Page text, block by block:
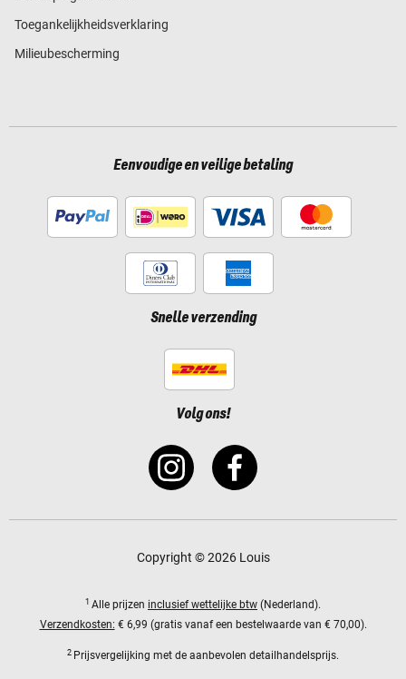
Toegankelijkheidsverklaring
Milieubescherming
Eenvoudige en veilige betaling
Snelle verzending
Volg ons!
Copyright © 2026 Louis
1 Alle prijzen inclusief wettelijke btw (Nederland).
Verzendkosten: € 6,99 (gratis vanaf een bestelwaarde van € 70,00).
2 Prijsvergelijking met de aanbevolen detailhandelsprijs.